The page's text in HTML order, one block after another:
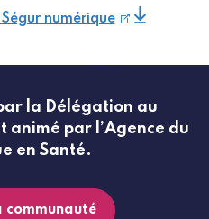
numérique
la Délégation au
animé par l’Agence du
en Santé.
communauté